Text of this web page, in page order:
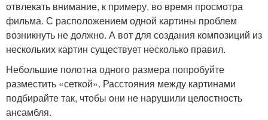
отвлекать внимание, к примеру, во время просмотра
фильма. С расположением одной картины проблем
возникнуть не должно. А вот для создания композиций из
нескольких картин существует несколько правил.
Небольшие полотна одного размера попробуйте
разместить «сеткой». Расстояния между картинами
подбирайте так, чтобы они не нарушили целостность
ансамбля.